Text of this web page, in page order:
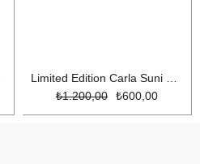
₺600,00
₺1.200,00